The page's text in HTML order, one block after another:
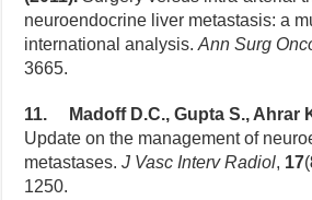
neuroendocrine liver metastasis: a
international analysis.Ann Surg
3665.
11. Madoff D.C., Gupta S., Ahrar
Update on the management of
metastases.J Vasc Interv Radiol, 17(
1250.